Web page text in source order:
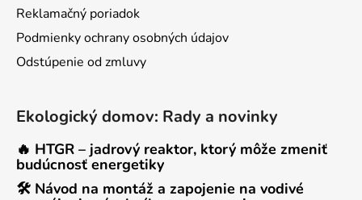
Reklamačný poriadok
Podmienky ochrany osobných údajov
Odstúpenie od zmluvy
Ekologický domov: Rady a novinky
🔥 HTGR – jadrový reaktor, ktorý môže zmeniť
budúcnosť energetiky
🛠 Návod na montáž a zapojenie na vodivé